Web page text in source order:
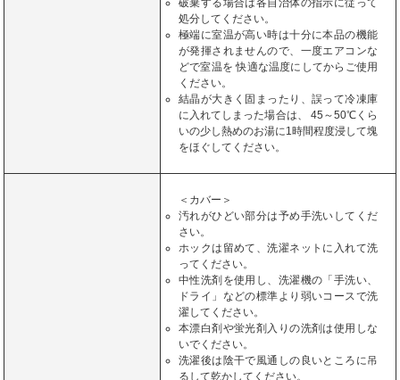
破棄する場合は各自治体の指示に従って
処分してください。
極端に室温が高い時は十分に本品の機能
が発揮されませんので、一度エアコンな
どで室温を 快適な温度にしてからご使用
ください。
結晶が大きく固まったり、誤って冷凍庫
に入れてしまった場合は、 45～50℃くら
いの少し熱めのお湯に1時間程度浸して塊
をほぐしてください。
＜カバー＞
汚れがひどい部分は予め手洗いしてくだ
さい。
ホックは留めて、洗濯ネットに入れて洗
ってください。
中性洗剤を使用し、洗濯機の「手洗い、
ドライ」などの標準より弱いコースで洗
濯してください。
本漂白剤や蛍光剤入りの洗剤は使用しな
いでください。
洗濯後は陰干で風通しの良いところに吊
るして乾かしてください。